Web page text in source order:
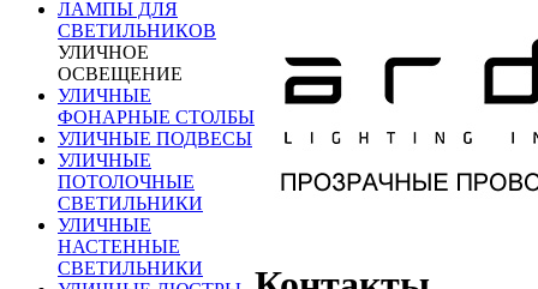
ЛАМПЫ ДЛЯ
СВЕТИЛЬНИКОВ
УЛИЧНОЕ
ОСВЕЩЕНИЕ
УЛИЧНЫЕ
ФОНАРНЫЕ СТОЛБЫ
УЛИЧНЫЕ ПОДВЕСЫ
УЛИЧНЫЕ
ПОТОЛОЧНЫЕ
СВЕТИЛЬНИКИ
УЛИЧНЫЕ
НАСТЕННЫЕ
СВЕТИЛЬНИКИ